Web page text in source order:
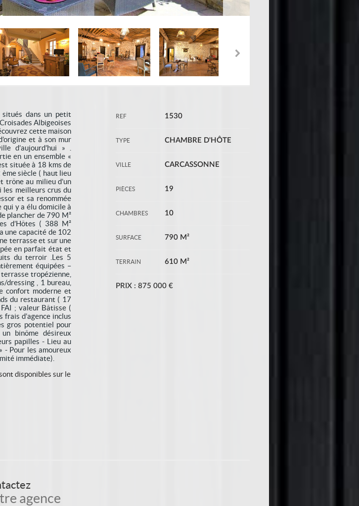
REF 1530
TYPE CHAMBRE D'HÔTE
VILLE CARCASSONNE
PIÈCES 19
CHAMBRES 10
SURFACE 790 M²
TERRAIN 610 M²
PRIX : 875 000 €
situés dans un petit
Albigeoises
cette maison
et à son mur
d’aujourd’hui » .
en un ensemble «
située à 18 kms de
siècle ( haut lieu
trône au milieu d’un
les meilleurs crus du
et sa renommée
qui y a élu domicile à
plancher de 790 M²
d’Hôtes ( 388 M²
une capacité de 102
terrasse et sur une
en parfait état et
du terroir .Les 5
équipées –
tropézienne,
dressing , 1 bureau,
confort moderne et
du restaurant ( 17
; valeur Bâtisse (
d’agence inclus
gros potentiel pour
binôme désireux
papilles - Lieu au
- Pour les amoureux
immédiate).
disponibles sur le
agence